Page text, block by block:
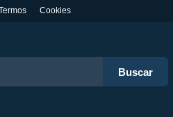
Cookies
Buscar